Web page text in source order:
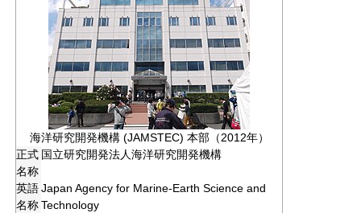
海洋研究開発機構 (JAMSTEC) 本部（2012年）
正式
名称
国立研究開発法人海洋研究開発機構
英語
名称
Japan Agency for Marine-Earth Science and
Technology